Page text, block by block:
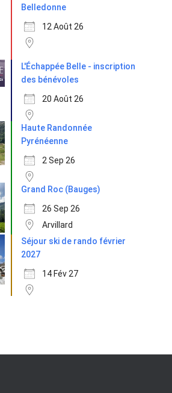
Belledonne
12 Août 26
L'Échappée Belle - inscription
des bénévoles
20 Août 26
Haute Randonnée
Pyrénéenne
2 Sep 26
Grand Roc (Bauges)
26 Sep 26
Arvillard
Séjour ski de rando février
2027
14 Fév 27